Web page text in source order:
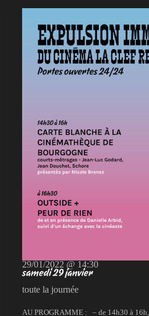
29/01/2022 @ 14:30
samedi 29 janvier
toute la journée
AU PROGRAMME : – de 14h30 à 16h,